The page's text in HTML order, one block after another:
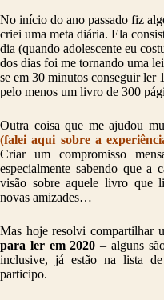
No início do ano passado fiz
criei uma meta diária. Ela
dia (quando adolescente eu
dos dias foi me tornando uma
se em 30 minutos conseguir ler
pelo menos um livro de 300
Outra coisa que me ajudou
(falei aqui sobre a
Criar um compromisso
especialmente sabendo que a
visão sobre aquele livro que
novas amizades…
Mas hoje resolvi compartilhar
para ler em 2020 – alguns
inclusive, já estão na lista
participo.